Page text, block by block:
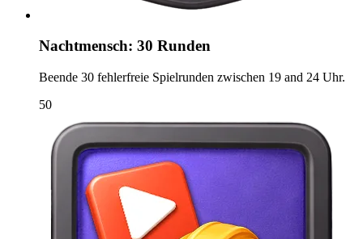
Nachtmensch: 30 Runden
Beende 30 fehlerfreie Spielrunden zwischen 19 and 24 Uhr.
50